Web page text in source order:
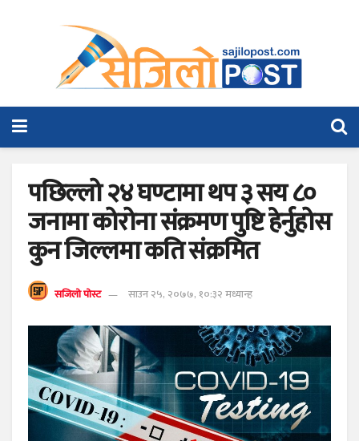
पछिल्लो २४ घण्टामा थप ३ सय ८०
जनामा कोरोना संक्रमण पुष्टि हेर्नुहोस
कुन जिल्लमा कति संक्रमित
सजिलो पोस्ट साउन २५, २०७७, १०:३२ मध्यान्ह